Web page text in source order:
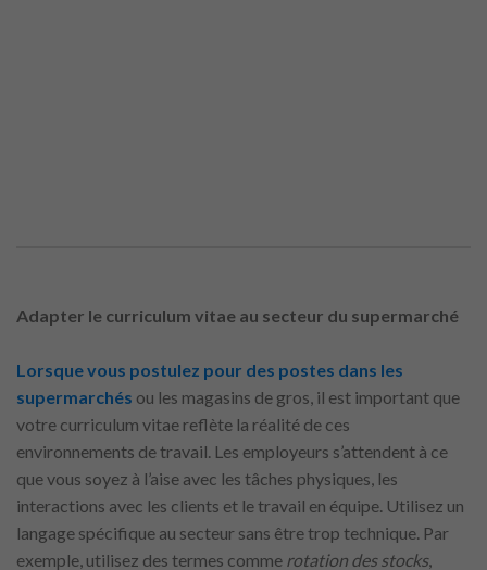
Adapter le curriculum vitae au secteur du supermarché
Lorsque vous postulez pour des postes dans les
supermarchés ou les magasins de gros, il est important que
votre curriculum vitae reflète la réalité de ces
environnements de travail. Les employeurs s’attendent à ce
que vous soyez à l’aise avec les tâches physiques, les
interactions avec les clients et le travail en équipe. Utilisez un
langage spécifique au secteur sans être trop technique. Par
exemple, utilisez des termes comme rotation des stocks,